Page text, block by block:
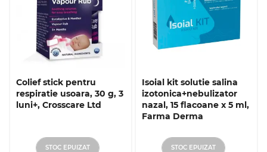
Colief stick pentru
respiratie usoara, 30 g, 3
luni+, Crosscare Ltd
STOC EPUIZAT
Isoial kit solutie salina
izotonica+nebulizator
nazal, 15 flacoane x 5 ml,
Farma Derma
STOC EPUIZAT